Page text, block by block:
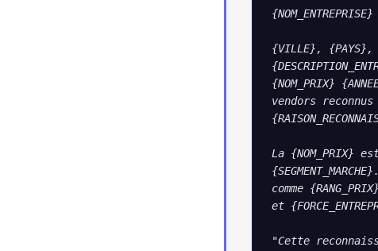
{VILLE}, {PAYS},
{NOM_PRIX}
vendors
La
comme
et
"Cette